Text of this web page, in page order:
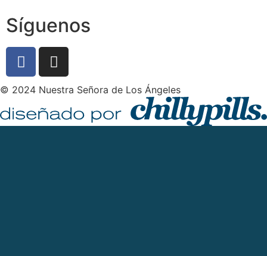
Síguenos
© 2024 Nuestra Señora de Los Ángeles